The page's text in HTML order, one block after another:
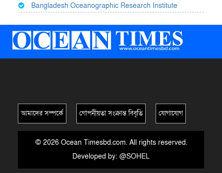
Bangladesh Oceanographic Research Institute
আমাদের সম্পর্কে গোপনীয়তা সংক্রান্ত বিবৃতি যোগাযোগ
© 2026 Ocean Timesbd.com. All rights reserved.
Developed by: @SOHEL